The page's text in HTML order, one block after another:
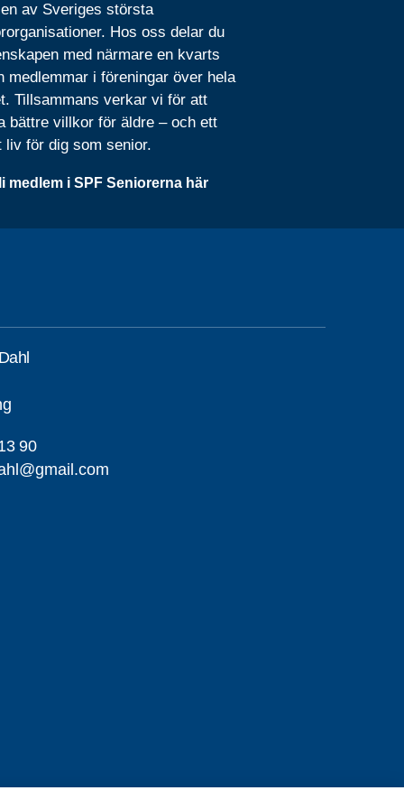
av Sveriges största
Hos oss delar du
med närmare en kvarts
medlemmar i föreningar över hela
Tillsammans verkar vi för att
bättre villkor för äldre – och ett
liv för dig som senior.
medlem i SPF Seniorerna här
90